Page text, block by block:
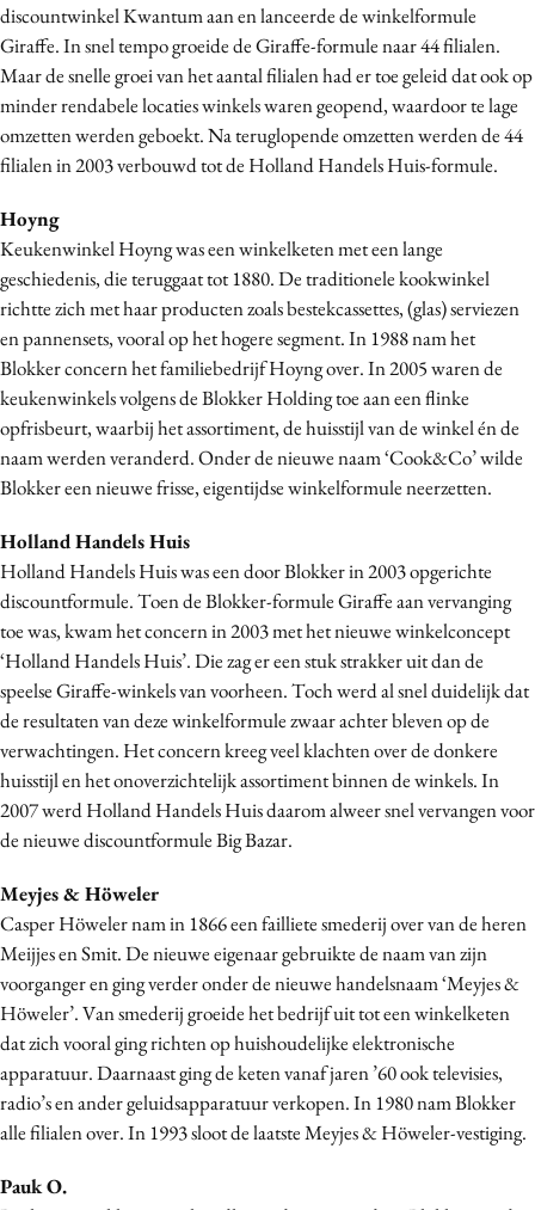
discountwinkel Kwantum aan en lanceerde de winkelformule
Giraffe. In snel tempo groeide de Giraffe-formule naar 44 filialen.
Maar de snelle groei van het aantal filialen had er toe geleid dat ook op
minder rendabele locaties winkels waren geopend, waardoor te lage
omzetten werden geboekt. Na teruglopende omzetten werden de 44
filialen in 2003 verbouwd tot de Holland Handels Huis-formule.
Hoyng
Keukenwinkel Hoyng was een winkelketen met een lange
geschiedenis, die teruggaat tot 1880. De traditionele kookwinkel
richtte zich met haar producten zoals bestekcassettes, (glas) serviezen
en pannensets, vooral op het hogere segment. In 1988 nam het
Blokker concern het familiebedrijf Hoyng over. In 2005 waren de
keukenwinkels volgens de Blokker Holding toe aan een flinke
opfrisbeurt, waarbij het assortiment, de huisstijl van de winkel én de
naam werden veranderd. Onder de nieuwe naam ‘Cook&Co’ wilde
Blokker een nieuwe frisse, eigentijdse winkelformule neerzetten.
Holland Handels Huis
Holland Handels Huis was een door Blokker in 2003 opgerichte
discountformule. Toen de Blokker-formule Giraffe aan vervanging
toe was, kwam het concern in 2003 met het nieuwe winkelconcept
‘Holland Handels Huis’. Die zag er een stuk strakker uit dan de
speelse Giraffe-winkels van voorheen. Toch werd al snel duidelijk dat
de resultaten van deze winkelformule zwaar achter bleven op de
verwachtingen. Het concern kreeg veel klachten over de donkere
huisstijl en het onoverzichtelijk assortiment binnen de winkels. In
2007 werd Holland Handels Huis daarom alweer snel vervangen voor
de nieuwe discountformule Big Bazar.
Meyjes & Höweler
Casper Höweler nam in 1866 een failliete smederij over van de heren
Meijjes en Smit. De nieuwe eigenaar gebruikte de naam van zijn
voorganger en ging verder onder de nieuwe handelsnaam ‘Meyjes &
Höweler’. Van smederij groeide het bedrijf uit tot een winkelketen
dat zich vooral ging richten op huishoudelijke elektronische
apparatuur. Daarnaast ging de keten vanaf jaren ’60 ook televisies,
radio’s en ander geluidsapparatuur verkopen. In 1980 nam Blokker
alle filialen over. In 1993 sloot de laatste Meyjes & Höweler-vestiging.
Pauk O.